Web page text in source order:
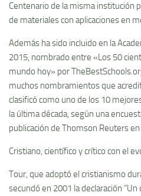
Centenario de la misma institución
de materiales con aplicaciones en
Además ha sido incluido en la
2015, nombrado entre «Los 50
mundo hoy» por
muchos nombramientos que
clasificó como uno de los 10
la última década, según una
publicación de Thomson Reuters
Cristiano, científico y crítico con el
Tour, que adoptó el cristianismo
secundó en 2001 la declaración